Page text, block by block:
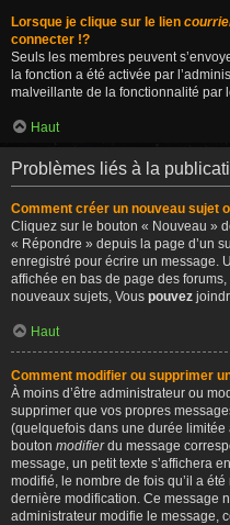
Lorsque je clique sur le lien
connecter !?
Seuls les membres peuvent
la fonction a été activée par
malveillante de la fonctionnalité par
Haut
Problèmes liés à la
Comment créer un nouveau sujet
Cliquez sur le bouton « Nouveau »
« Répondre » depuis la page d’un
enregistré pour écrire un message.
affichée en bas de page des
nouveaux sujets, Vous pouvez
Haut
Comment modifier ou supprimer
À moins d’être administrateur ou
supprimer que vos propres
(quelquefois dans une durée
bouton modifierdu message
message, un petit texte s’affichera
modifié, le nombre de fois qu’il a
dernière modification. Ce message
administrateur modifie le message,